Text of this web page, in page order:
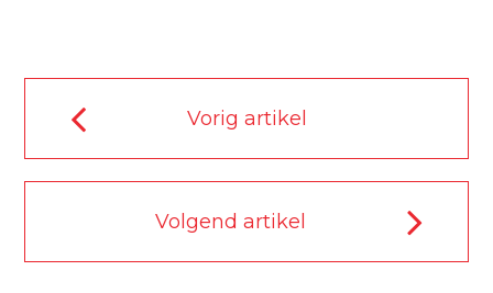
Vorig artikel
Volgend artikel